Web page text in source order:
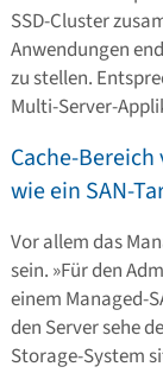
SSD-Cluster
Anwendungen
zu stellen.
Multi-Server-
Cache-
wie ein SAN-
Vor allem das
sein. »Für den
einem Managed-
den Server sehe
Storage-System